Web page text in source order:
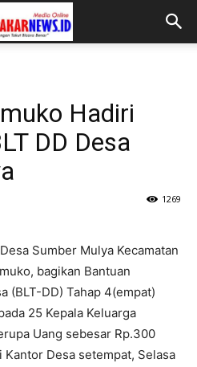
Hadiri
DD Desa
1269
Sumber Mulya Kecamatan
bagikan Bantuan
(BLT-DD) Tahap 4(empat)
25 Kepala Keluarga
Uang sebesar Rp.300
Desa setempat, Selasa